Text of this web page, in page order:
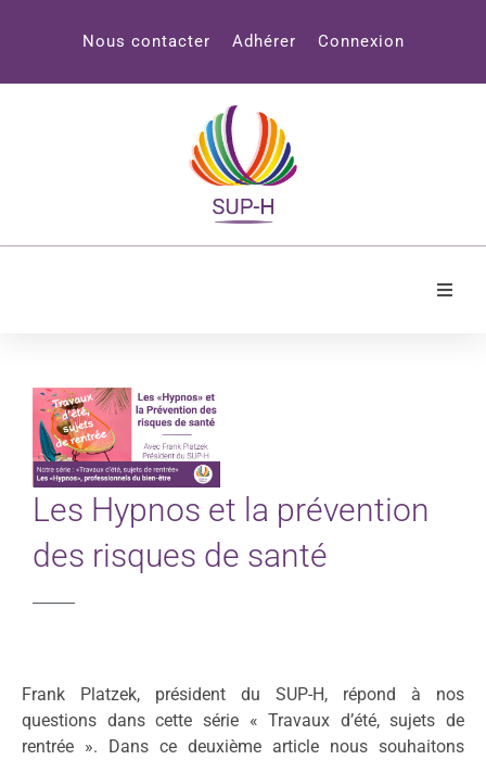
Nous contacter Adhérer Connexion
SUP-H
Professionnels
Particuliers
Écoles
Espace personnel
Les Hypnos et la prévention
des risques de santé
Frank Platzek, président du SUP-H, répond à nos
questions dans cette série « Travaux d’été, sujets de
rentrée ». Dans ce deuxième article nous souhaitons